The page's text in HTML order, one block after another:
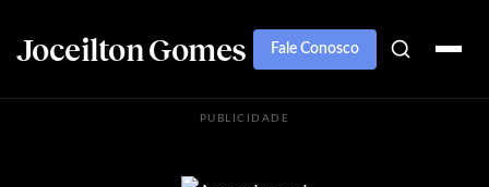
Joceilton Gomes Fale Conosco
PUBLICIDADE